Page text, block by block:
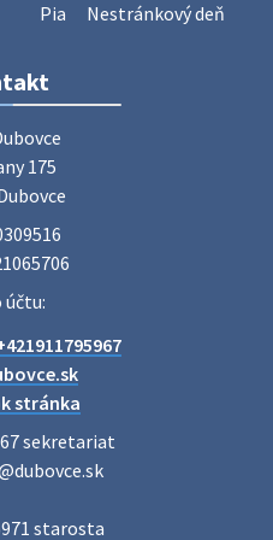
Slovenska Dubovce
rodinných príslušníkov aj
na termálne kúpalisko
poradenstvo. Tím
riešenie v piatich kľúčových
Pia
Nestránkový deň
175
účtu:
stránka
sekretariat
starosta